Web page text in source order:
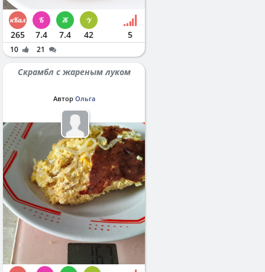
265 7.4 7.4 42 5
10 21
Скрамбл с жареным луком
Автор Ольга